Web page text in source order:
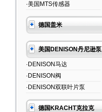
·美国MTS传感器
德国盖米
美国DENISON丹尼逊泵
·DENISON马达
·DENISON阀
·DENISON双联叶片泵
德国KRACHT克拉克